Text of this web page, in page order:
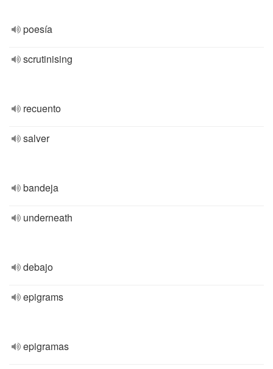
poesía
scrutinising
recuento
salver
bandeja
underneath
debajo
epigrams
epigramas